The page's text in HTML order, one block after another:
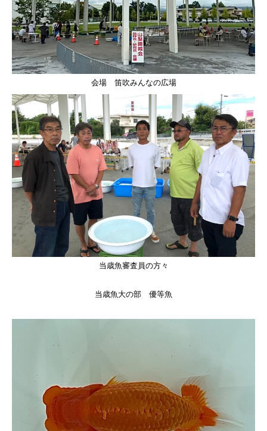
会場 笛吹みんなの広場
当歳魚審査員の方々
当歳魚大の部 優等魚